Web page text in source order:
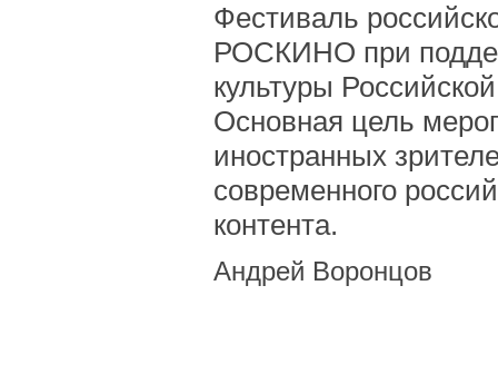
Фестиваль
РОСКИНО при
культуры
Основная цель
иностранных
современного
контента.
Андрей Воронцов